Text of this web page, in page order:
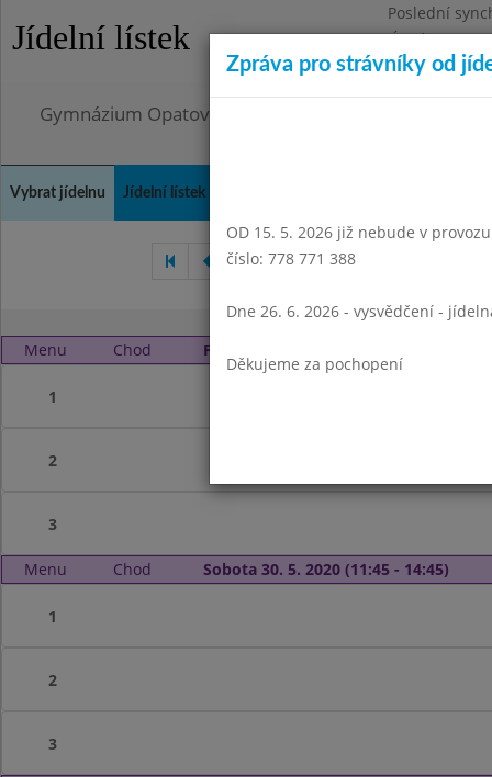
Jídelní lístek
Poslední
Úterý
Omezení
Gymnázium Opatov, Praha 4, Konstantinova 1500
Vybrat jídelnu Jídelní lístek
Únor 2020
Menu Chod Pátek 29. 5. 2020 (11:45 - 14:45)
1
2
3
Menu Chod Sobota 30. 5. 2020 (11:45 - 14:45)
1
2
3
Zpráva pro strávníky od
OD 15. 5. 2026 již nebude v
číslo: 778 771 388
Dne 26. 6. 2026 - vysvědčení -
Děkujeme za pochopení